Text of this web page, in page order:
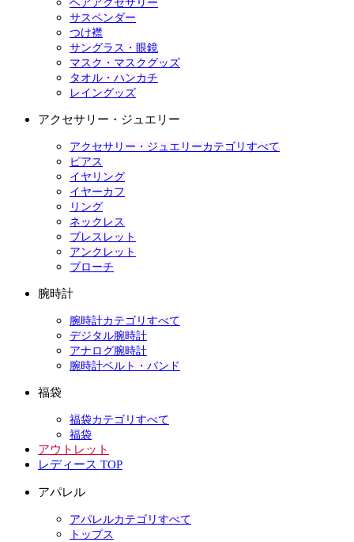
ヘアアクセサリー
サスペンダー
つけ襟
サングラス・眼鏡
マスク・マスクグッズ
タオル・ハンカチ
レイングッズ
アクセサリー・ジュエリー
アクセサリー・ジュエリーカテゴリすべて
ピアス
イヤリング
イヤーカフ
リング
ネックレス
ブレスレット
アンクレット
ブローチ
腕時計
腕時計カテゴリすべて
デジタル腕時計
アナログ腕時計
腕時計ベルト・バンド
福袋
福袋カテゴリすべて
福袋
アウトレット
レディース TOP
アパレル
アパレルカテゴリすべて
トップス